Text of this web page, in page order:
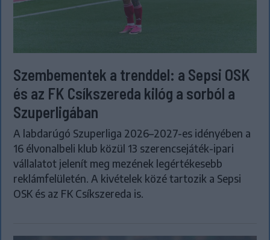
Szembementek a trenddel: a Sepsi OSK
és az FK Csíkszereda kilóg a sorból a
Szuperligában
A labdarúgó Szuperliga 2026–2027-es idényében a
16 élvonalbeli klub közül 13 szerencsejáték-ipari
vállalatot jelenít meg mezének legértékesebb
reklámfelületén. A kivételek közé tartozik a Sepsi
OSK és az FK Csíkszereda is.